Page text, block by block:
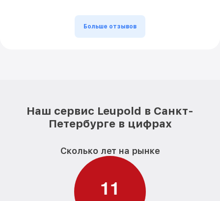
Больше отзывов
Наш сервис Leupold в Санкт-
Петербурге в цифрах
Сколько лет на рынке
11